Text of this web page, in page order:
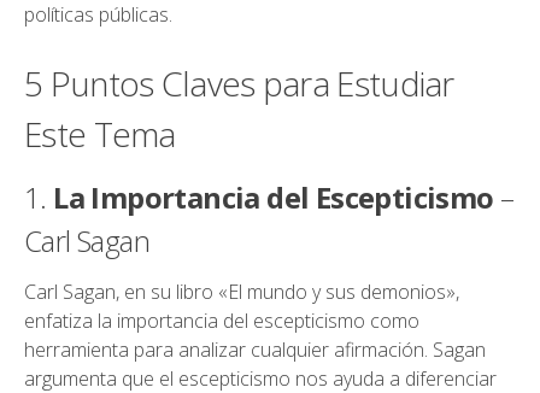
políticas públicas.
5 Puntos Claves para Estudiar
Este Tema
1. La Importancia del Escepticismo –
Carl Sagan
Carl Sagan, en su libro «El mundo y sus demonios»,
enfatiza la importancia del escepticismo como
herramienta para analizar cualquier afirmación. Sagan
argumenta que el escepticismo nos ayuda a diferenciar